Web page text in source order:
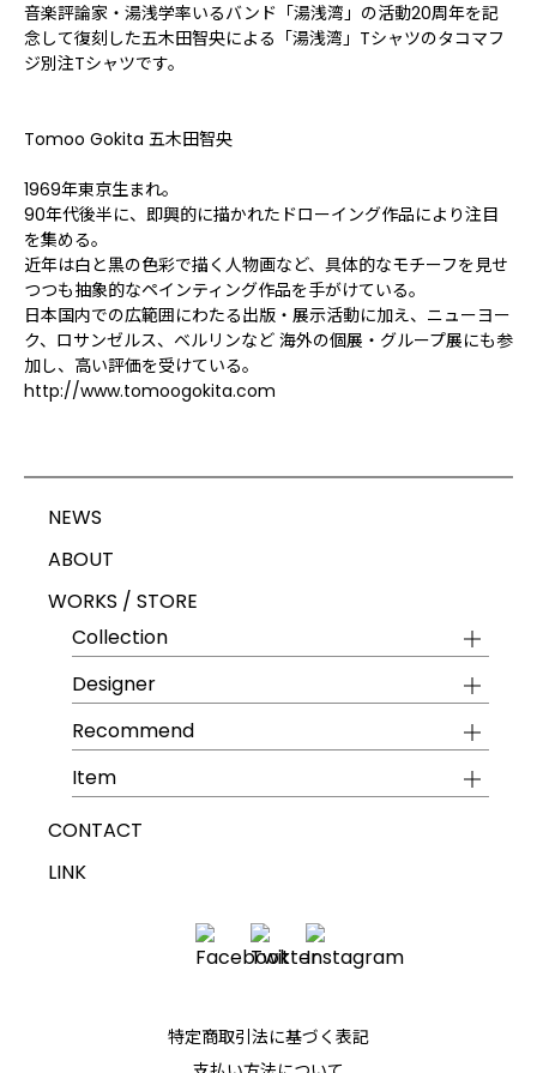
音楽評論家・湯浅学率いるバンド「湯浅湾」の活動20周年を記
念して復刻した五木田智央による「湯浅湾」Tシャツのタコマフ
ジ別注Tシャツです。
Tomoo Gokita 五木田智央
1969年東京生まれ。
90年代後半に、即興的に描かれたドローイング作品により注目
を集める。
近年は白と黒の色彩で描く人物画など、具体的なモチーフを見せ
つつも抽象的なペインティング作品を手がけている。
日本国内での広範囲にわたる出版・展示活動に加え、ニューヨー
ク、ロサンゼルス、ベルリンなど 海外の個展・グループ展にも参
加し、高い評価を受けている。
http://www.tomoogokita.com
NEWS
ABOUT
WORKS / STORE
Collection
Designer
Recommend
Item
CONTACT
LINK
特定商取引法に基づく表記